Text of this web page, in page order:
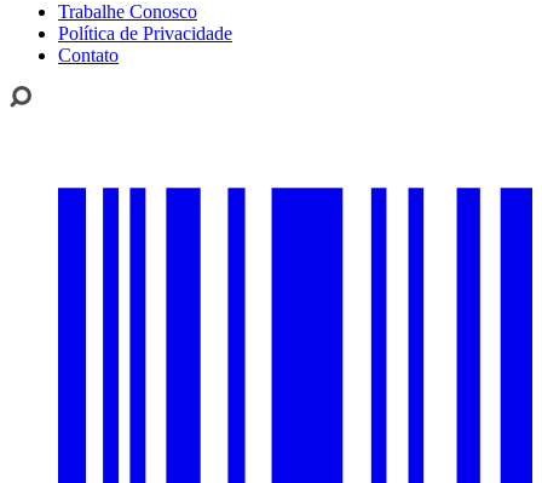
Trabalhe Conosco
Política de Privacidade
Contato